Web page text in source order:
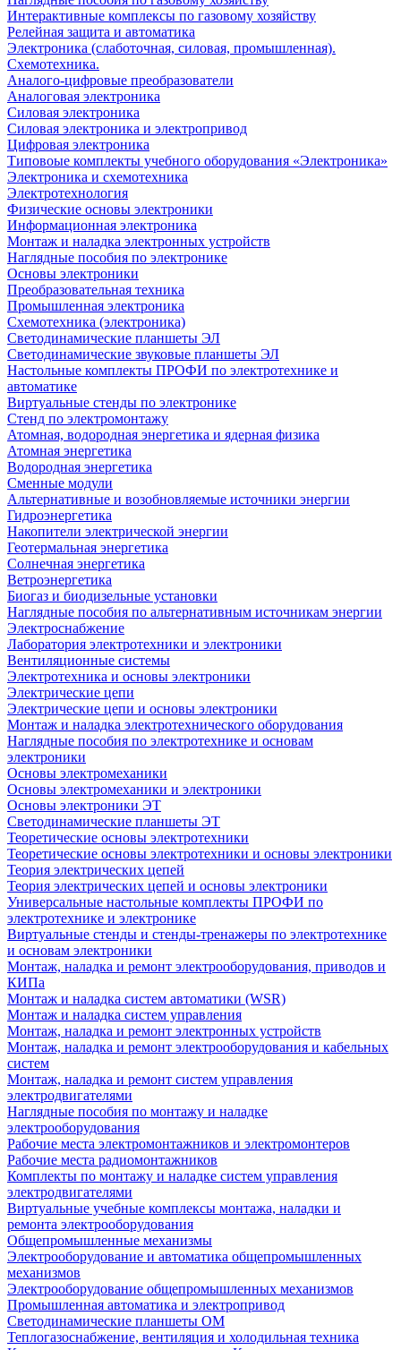
Интерактивные комплексы по газовому хозяйству
Релейная защита и автоматика
Электроника (слаботочная, силовая, промышленная).
Схемотехника.
Аналого-цифровые преобразователи
Аналоговая электроника
Cиловая электроника
Cиловая электроника и электропривод
Цифровая электроника
Типовоые комплекты учебного оборудования «Электроника»
Электроника и схемотехника
Электротехнология
Физические основы электроники
Информационная электроника
Монтаж и наладка электронных устройств
Наглядные пособия по электронике
Основы электроники
Преобразовательная техника
Промышленная электроника
Схемотехника (электроника)
Светодинамические планшеты ЭЛ
Светодинамические звуковые планшеты ЭЛ
Настольные комплекты ПРОФИ по электротехнике и
автоматике
Виртуальные стенды по электронике
Стенд по электромонтажу
Атомная, водородная энергетика и ядерная физика
Атомная энергетика
Водородная энергетика
Сменные модули
Альтернативные и возобновляемые источники энергии
Гидроэнергетика
Накопители электрической энергии
Геотермальная энергетика
Солнечная энергетика
Ветроэнергетика
Биогаз и биодизельные установки
Наглядные пособия по альтернативным источникам энергии
Электроснабжение
Лаборатория электротехники и электроники
Вентиляционные системы
Электротехника и основы электроники
Электрические цепи
Электрические цепи и основы электроники
Монтаж и наладка электротехнического оборудования
Наглядные пособия по электротехнике и основам
электроники
Основы электромеханики
Основы электромеханики и электроники
Основы электроники ЭТ
Светодинамические планшеты ЭТ
Теоретические основы электротехники
Теоретические основы электротехники и основы электроники
Теория электрических цепей
Теория электрических цепей и основы электроники
Универсальные настольные комплекты ПРОФИ по
электротехнике и электронике
Виртуальные стенды и стенды-тренажеры по электротехнике
и основам электроники
Монтаж, наладка и ремонт электрооборудования, приводов и
КИПа
Монтаж и наладка систем автоматики (WSR)
Монтаж и наладка систем управления
Монтаж, наладка и ремонт электронных устройств
Монтаж, наладка и ремонт электрооборудования и кабельных
систем
Монтаж, наладка и ремонт систем управления
электродвигателями
Наглядные пособия по монтажу и наладке
электрооборудования
Рабочие места электромонтажников и электромонтеров
Рабочие места радиомонтажников
Комплекты по монтажу и наладке систем управления
электродвигателями
Виртуальные учебные комплексы монтажа, наладки и
ремонта электрооборудования
Общепромышленные механизмы
Электрооборудование и автоматика общепромышленных
механизмов
Электрооборудование общепромышленных механизмов
Промышленная автоматика и электропривод
Светодинамические планшеты ОМ
Теплогазоснабжение, вентиляция и холодильная техника